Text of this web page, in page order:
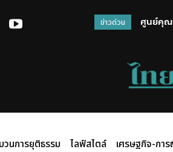
ข่าวด่วน ศูนย์คุณ
วนการยุติธรรม ไลฟ์สไตล์ เศรษฐกิจ-การ